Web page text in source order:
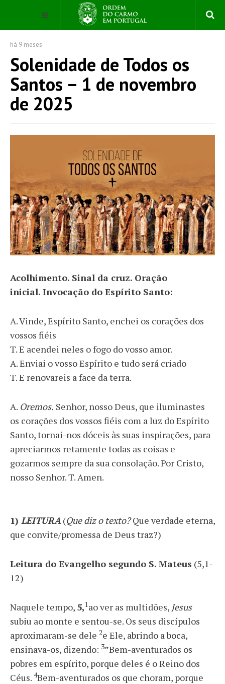
há 9 meses
Solenidade de Todos os
Santos – 1 de novembro
de 2025
Acolhimento. Sinal da cruz. Oração
inicial. Invocação do Espírito Santo:
A. Vinde, Espírito Santo, enchei os corações dos
vossos fiéis
T. E acendei neles o fogo do vosso amor.
A. Enviai o vosso Espírito e tudo será criado
T. E renovareis a face da terra.
A. Oremos. Senhor, nosso Deus, que iluminastes
os corações dos vossos fiéis com a luz do Espírito
Santo, tornai-nos dóceis às suas inspirações, para
apreciarmos retamente todas as coisas e
gozarmos sempre da sua consolação. Por Cristo,
nosso Senhor. T. Amen.
1) LEITURA(Que diz o texto?Que verdade eterna,
que convite/promessa de Deus traz?)
Leitura do Evangelho segundo S. Mateus (5,1-
12)
Naquele tempo, 5,1ao ver as multidões, Jesus
subiu ao monte e sentou-se. Os seus discípulos
aproximaram-se dele 2e Ele, abrindo a boca,
ensinava-os, dizendo: 3”Bem-aventurados os
pobres em espírito, porque deles é o Reino dos
Céus. 4Bem-aventurados os que choram, porque